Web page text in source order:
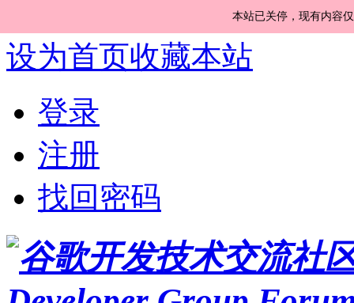
本站已关停，现有内容
设为首页收藏本站
登录
注册
找回密码